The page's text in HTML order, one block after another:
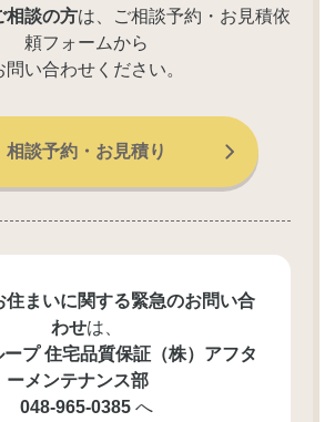
相談の方は、ご相談予約・お見積依
頼フォームから
問い合わせください。
相談予約・お見積り
住まいに関する緊急のお問い合
わせは、
プ 住宅品質保証（株） アフタ
ーメンテナンス部
048-965-0385 へ